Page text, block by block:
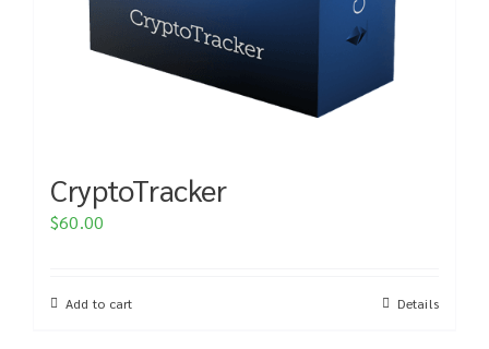
CryptoTracker
$60.00
Add to cart Details